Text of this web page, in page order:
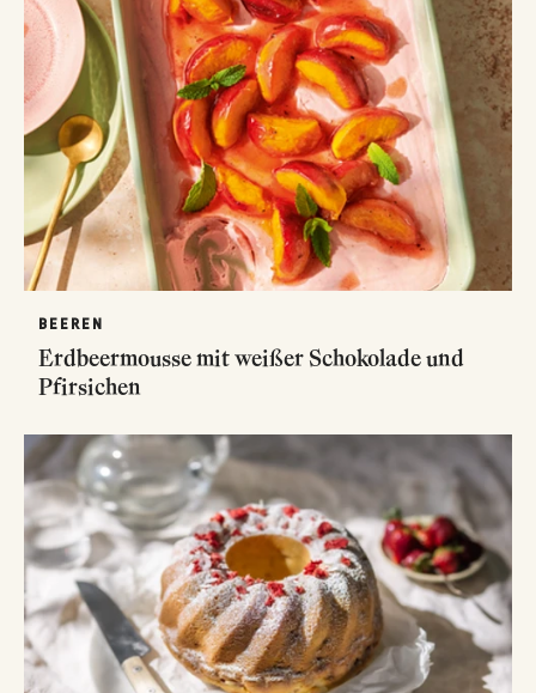
BEEREN
Erdbeermousse mit weißer Schokolade und
Pfirsichen